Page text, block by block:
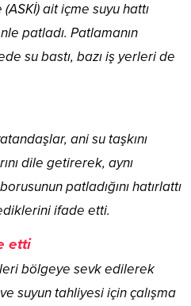
ait içme suyu hattı
patladı. Patlamanın
su bastı, bazı iş yerleri de
ani su taşkını
dile getirerek, aynı
patladığını hatırlattı
ifade etti.
etti
bölgeye sevk edilerek
suyun tahliyesi için çalışma